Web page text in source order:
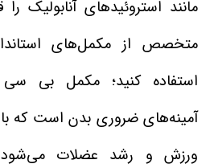
مانند استروئیدهای آنابولیک
متخصص از مکمل‌های
استفاده کنید؛ مکمل بی
آمینه‌های ضروری بدن است که
ورزش و رشد عضلات می‌شود.